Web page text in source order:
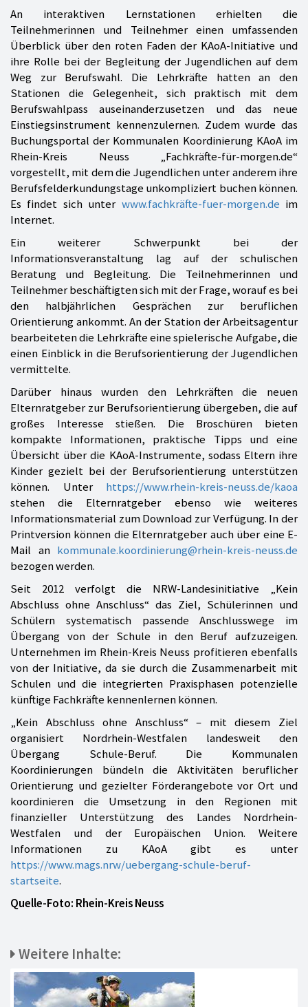
An interaktiven Lernstationen erhielten die
Teilnehmerinnen und Teilnehmer einen umfassenden
Überblick über den roten Faden der KAoA-Initiative und
ihre Rolle bei der Begleitung der Jugendlichen auf dem
Weg zur Berufswahl. Die Lehrkräfte hatten an den
Stationen die Gelegenheit, sich praktisch mit dem
Berufswahlpass auseinanderzusetzen und das neue
Einstiegsinstrument kennenzulernen. Zudem wurde das
Buchungsportal der Kommunalen Koordinierung KAoA im
Rhein-Kreis Neuss „Fachkräfte-für-morgen.de“
vorgestellt, mit dem die Jugendlichen unter anderem ihre
Berufsfelderkundungstage unkompliziert buchen können.
Es findet sich unter www.fachkräfte-fuer-morgen.de im
Internet.
Ein weiterer Schwerpunkt bei der
Informationsveranstaltung lag auf der schulischen
Beratung und Begleitung. Die Teilnehmerinnen und
Teilnehmer beschäftigten sich mit der Frage, worauf es bei
den halbjährlichen Gesprächen zur beruflichen
Orientierung ankommt. An der Station der Arbeitsagentur
bearbeiteten die Lehrkräfte eine spielerische Aufgabe, die
einen Einblick in die Berufsorientierung der Jugendlichen
vermittelte.
Darüber hinaus wurden den Lehrkräften die neuen
Elternratgeber zur Berufsorientierung übergeben, die auf
großes Interesse stießen. Die Broschüren bieten
kompakte Informationen, praktische Tipps und eine
Übersicht über die KAoA-Instrumente, sodass Eltern ihre
Kinder gezielt bei der Berufsorientierung unterstützen
können. Unter https://www.rhein-kreis-neuss.de/kaoa
stehen die Elternratgeber ebenso wie weiteres
Informationsmaterial zum Download zur Verfügung. In der
Printversion können die Elternratgeber auch über eine E-
Mail an kommunale.koordinierung@rhein-kreis-neuss.de
bezogen werden.
Seit 2012 verfolgt die NRW-Landesinitiative „Kein
Abschluss ohne Anschluss“ das Ziel, Schülerinnen und
Schülern systematisch passende Anschlusswege im
Übergang von der Schule in den Beruf aufzuzeigen.
Unternehmen im Rhein-Kreis Neuss profitieren ebenfalls
von der Initiative, da sie durch die Zusammenarbeit mit
Schulen und die integrierten Praxisphasen potenzielle
künftige Fachkräfte kennenlernen können.
„Kein Abschluss ohne Anschluss“ – mit diesem Ziel
organisiert Nordrhein-Westfalen landesweit den
Übergang Schule-Beruf. Die Kommunalen
Koordinierungen bündeln die Aktivitäten beruflicher
Orientierung und gezielter Förderangebote vor Ort und
koordinieren die Umsetzung in den Regionen mit
finanzieller Unterstützung des Landes Nordrhein-
Westfalen und der Europäischen Union. Weitere
Informationen zu KAoA gibt es unter
https://www.mags.nrw/uebergang-schule-beruf-
startseite.
Quelle-Foto: Rhein-Kreis Neuss
Weitere Inhalte: